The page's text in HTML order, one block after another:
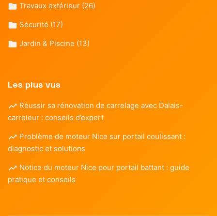
Travaux extérieur (26)
Sécurité (17)
Jardin & Piscine (13)
Les plus vus
Réussir sa rénovation de carrelage avec Dalais-
carreleur : conseils d’expert
Problème de moteur Nice sur portail coulissant :
diagnostic et solutions
Notice du moteur Nice pour portail battant : guide
pratique et conseils